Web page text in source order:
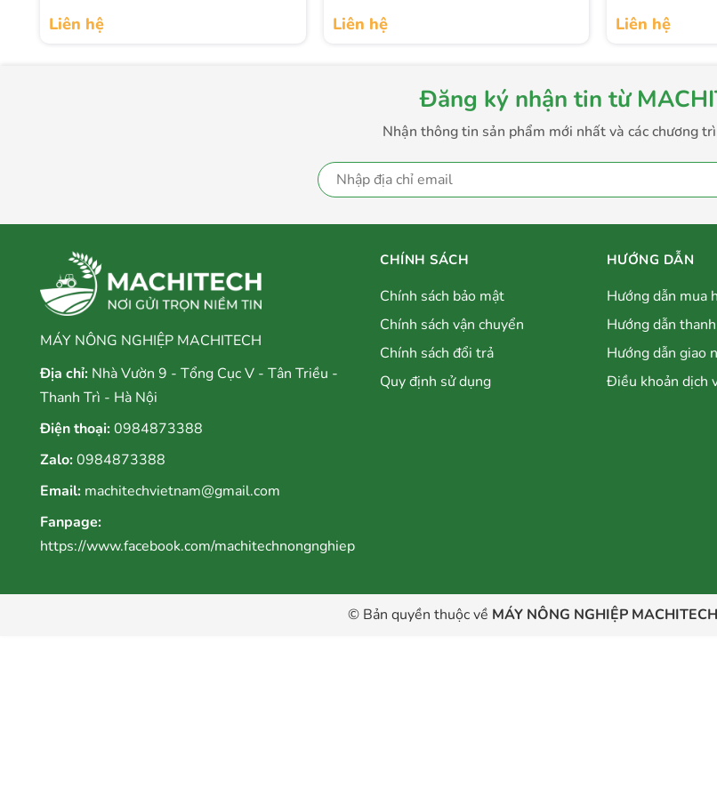
công việc nhanh chóng và dễ dàng hơn.
Liên hệ Liên hệ Liên hệ
Đăng ký nhận tin từ
Nhận thông tin sản phẩm mới nhất và các chương
MÁY NÔNG NGHIỆP MACHITECH
Địa chỉ: Nhà Vườn 9 - Tổng Cục V - Tân Triều -
Thanh Trì - Hà Nội
Điện thoại:0984873388
Zalo:0984873388
Email: machitechvietnam@gmail.com
Fanpage:
https://www.facebook.com/machitechnongnghiep
CHÍNH SÁCH
Chính sách bảo mật
Chính sách vận chuyển
Chính sách đổi trả
Quy định sử dụng
HƯỚNG DẪN
Hướng dẫn mua
Hướng dẫn
Hướng dẫn giao
Điều khoản dịch
© Bản quyền thuộc về MÁY NÔNG NGHIỆP MACHITECH